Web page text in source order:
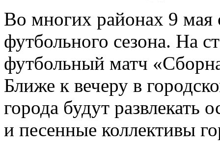
Во многих районах 9 мая
футбольного сезона. На
футбольный матч
Ближе к вечеру в
города будут развлекать
и песенные коллективы